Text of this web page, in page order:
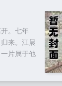
斗城隍，
，我愿意
西异闻录
群和微
。七年
来。江晨
片属于他